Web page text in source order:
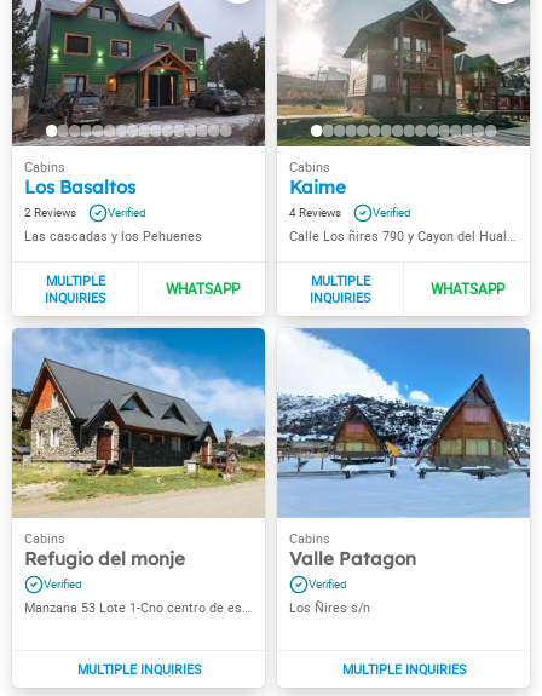
Los Basaltos
2
Las cascadas y los Pehuenes
Kaime
4
Refugio del monje Valle Patagon
Los Ñires s/n